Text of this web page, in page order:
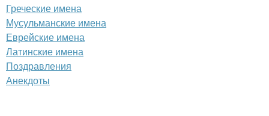
Греческие имена
Мусульманские имена
Еврейские имена
Латинские имена
Поздравления
Анекдоты